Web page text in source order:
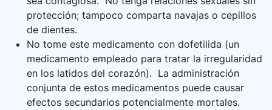
protección; tampoco comparta navajas o cepillos
de dientes.
No tome este medicamento con dofetilida (un
medicamento empleado para tratar la irregularidad
en los latidos del corazón). La administración
conjunta de estos medicamentos puede causar
efectos secundarios potencialmente mortales.